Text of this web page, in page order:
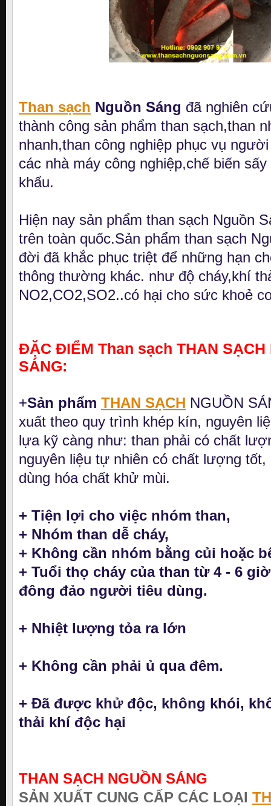
Than sạch Nguồn Sáng đã nghiên
thành công sản phẩm than sạch,than
nhanh,than công nghiệp phục vụ
các nhà máy công nghiệp,chế biến
khẩu.
Hiện nay sản phẩm than sạch Nguồn
trên toàn quốc.Sản phẩm than sạch
đời đã khắc phục triệt để những hạn
thông thường khác. như độ cháy,khí
NO2,CO2,SO2..có hại cho sức khoẻ
ĐẶC ĐIỂM Than sạch THAN SẠCH
SÁNG:
+Sản phẩm THAN SẠCH NGUỒN
xuất theo quy trình khép kín, nguyên
lựa kỹ càng như: than phải có chất
nguyên liệu tự nhiên có chất lượng tốt,
dùng hóa chất khử mùi.
+ Tiện lợi cho việc nhóm than,
+ Nhóm than dễ cháy,
+ Không cần nhóm bằng củi hoặc
+ Tuổi thọ cháy của than từ 4- 6
đông đảo người tiêu dùng.
+ Nhiệt lượng tỏa ra lớn
+ Không cần phải ủ qua đêm.
+ Đã được khử độc, không khói,
thải khí độc hại
THAN SẠCH NGUỒN SÁNG
SẢN XUẤT CUNG CẤP CÁC LOẠI